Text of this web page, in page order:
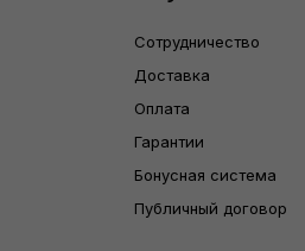
Сотрудничество
Доставка
Оплата
Гарантии
Бонусная система
Публичный договор